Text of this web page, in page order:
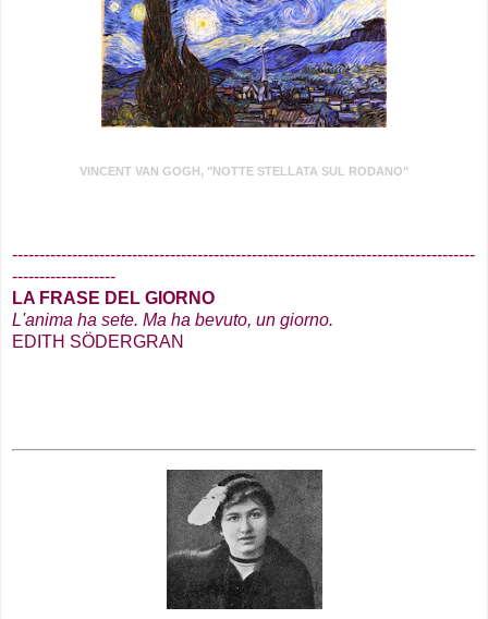
VINCENT VAN GOGH, "NOTTE STELLATA SUL RODANO"
-------------------------------------------------------------------------------------
-------------------
LA FRASE DEL GIORNO
L'anima ha sete. Ma ha bevuto, un giorno.
EDITH SÖDERGRAN